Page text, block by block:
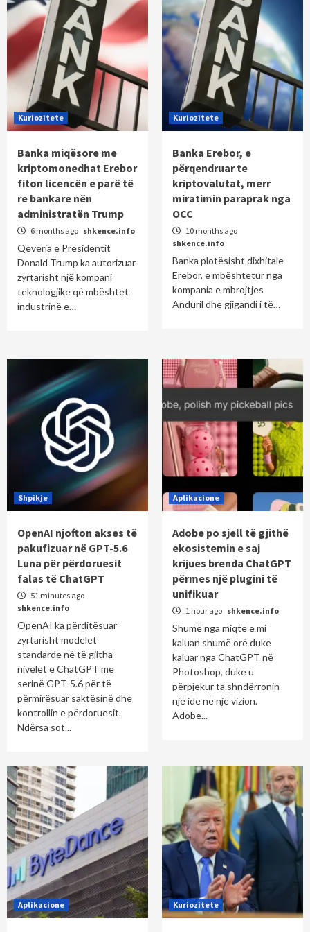
Kuriozitete
Banka miqësore me
kriptomonedhat Erebor
fiton licencën e parë të
re bankare nën
administratën Trump
6 months ago shkence.info
Qeveria e Presidentit
Donald Trump ka autorizuar
zyrtarisht një kompani
teknologjike që mbështet
industrinë e…
Kuriozitete
Banka Erebor, e
përqendruar te
kriptovalutat, merr
miratimin paraprak nga
OCC
10 months ago
shkence.info
Banka plotësisht dixhitale
Erebor, e mbështetur nga
kompania e mbrojtjes
Anduril dhe gjigandi i të…
Shpikje
OpenAI njofton akses të
pakufizuar në GPT-5.6
Luna për përdoruesit
falas të ChatGPT
51 minutes ago
shkence.info
OpenAI ka përditësuar
zyrtarisht modelet
standarde në të gjitha
nivelet e ChatGPT me
serinë GPT-5.6 për të
përmirësuar saktësinë dhe
kontrollin e përdoruesit.
Ndërsa sot...
Aplikacione
Adobe po sjell të gjithë
ekosistemin e saj
krijues brenda ChatGPT
përmes një plugini të
unifikuar
1 hour ago shkence.info
Shumë nga miqtë e mi
kaluan shumë orë duke
kaluar nga ChatGPT në
Photoshop, duke u
përpjekur ta shndërronin
një ide në një vizion.
Adobe...
Aplikacione Kuriozitete